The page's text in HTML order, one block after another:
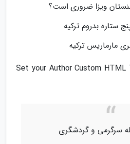
ویزا ضروری است؟
ستاره بدروم ترکیه
مارماریس ترکیه
Set your Author Custom
سرگرمی و گردشگری